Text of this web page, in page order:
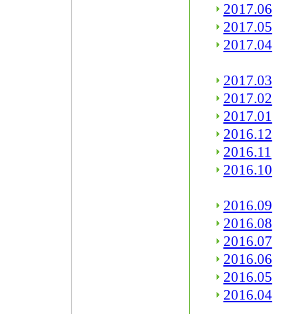
2017.06
2017.05
2017.04
2017.03
2017.02
2017.01
2016.12
2016.11
2016.10
2016.09
2016.08
2016.07
2016.06
2016.05
2016.04